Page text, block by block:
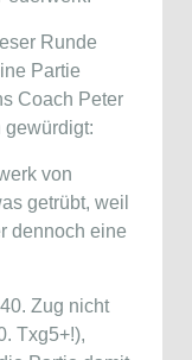
Runde
Partie
Coach Peter
gewürdigt:
von
getrübt, weil
dennoch eine
Zug nicht
Txg5+!),